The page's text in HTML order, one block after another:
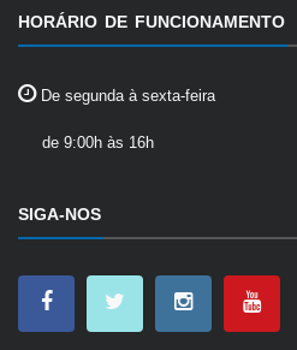
HORÁRIO DE FUNCIONAMENTO
De segunda à sexta-feira
de 9:00h às 16h
SIGA-NOS